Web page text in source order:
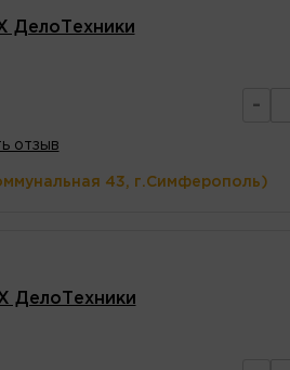
ДелоТехники
-
отзыв
43, г.Симферополь)
ДелоТехники